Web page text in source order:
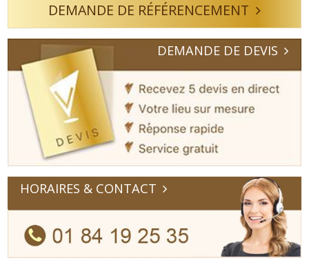
DEMANDE DE RÉFÉRENCEMENT
DEMANDE DE DEVIS
HORAIRES & CONTACT